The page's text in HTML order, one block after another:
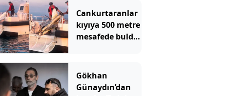
dayanacak
Cankurtaranlar
kıyıya 500 metre
mesafede buldu!
Gökhan
Günaydın’dan